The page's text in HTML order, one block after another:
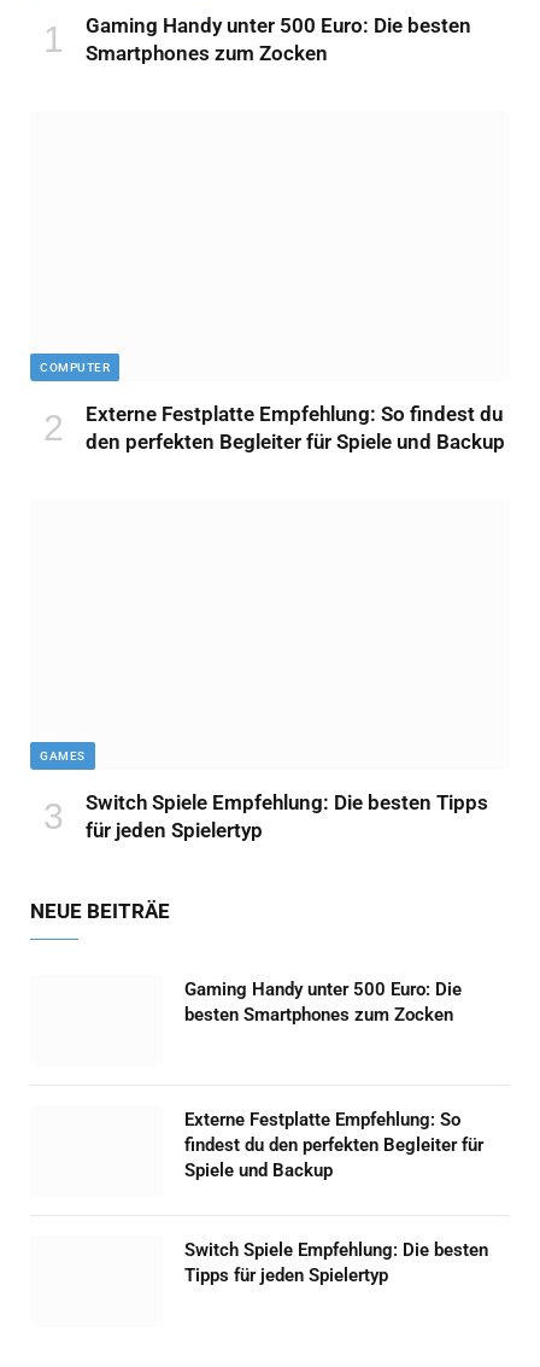
Gaming Handy unter 500 Euro: Die besten
Smartphones zum Zocken
COMPUTER
Externe Festplatte Empfehlung: So findest du
den perfekten Begleiter für Spiele und Backup
GAMES
Switch Spiele Empfehlung: Die besten Tipps
für jeden Spielertyp
NEUE BEITRÄE
Gaming Handy unter 500 Euro: Die
besten Smartphones zum Zocken
Externe Festplatte Empfehlung: So
findest du den perfekten Begleiter für
Spiele und Backup
Switch Spiele Empfehlung: Die besten
Tipps für jeden Spielertyp